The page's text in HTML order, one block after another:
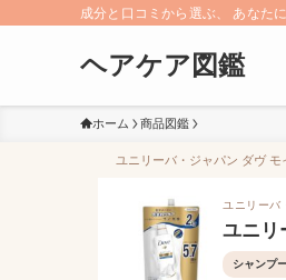
成分と口コミから選ぶ、 あなた
ヘアケア図鑑
ホーム 商品図鑑
ユニリーバ・ジャパン ダヴ
ユニリーバ
ユニリ
シャンプ